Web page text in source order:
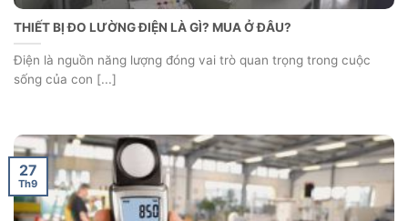
THIẾT BỊ ĐO LƯỜNG ĐIỆN LÀ GÌ? MUA Ở ĐÂU?
Điện là nguồn năng lượng đóng vai trò quan trọng trong cuộc
sống của con [...]
27
Th9